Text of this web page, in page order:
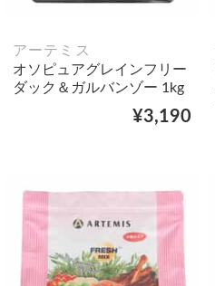
アーテミス
オソピュアグレインフリー
ダック＆ガルバンゾー 1kg
¥3,190